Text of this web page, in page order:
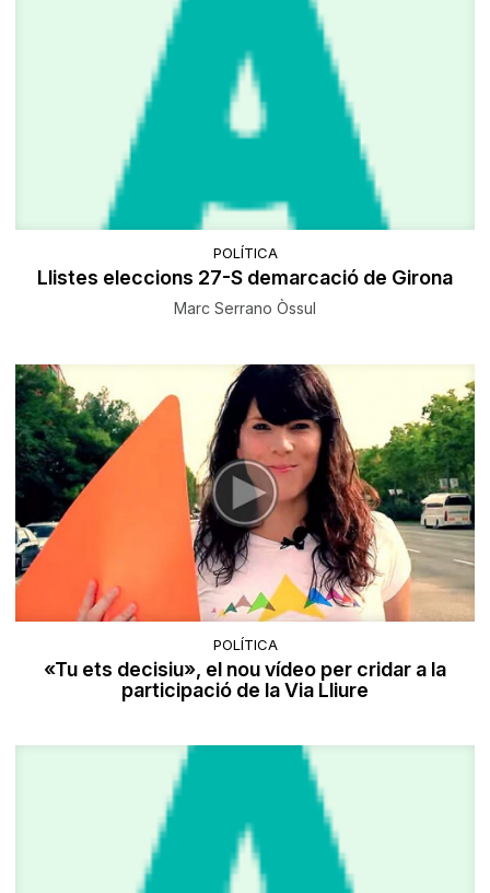
POLÍTICA
Llistes eleccions 27-S demarcació de Girona
Marc Serrano Òssul
POLÍTICA
«Tu ets decisiu», el nou vídeo per cridar a la
participació de la Via Lliure